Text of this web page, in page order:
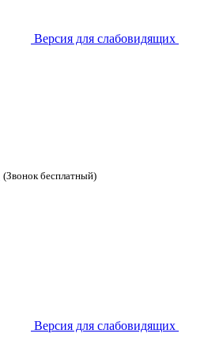
Версия для слабовидящих
(Звонок бесплатный)
Версия для слабовидящих